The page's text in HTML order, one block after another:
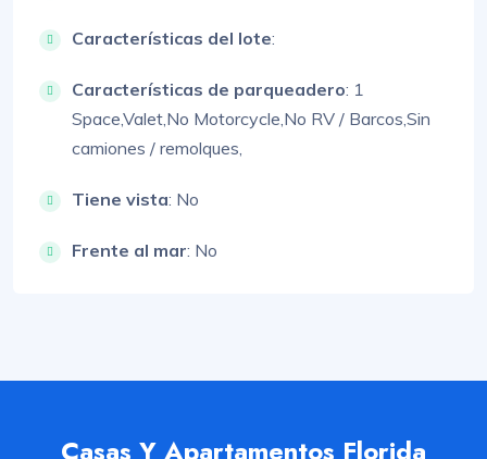
Características del lote:
Características de parqueadero: 1
Space,Valet,No Motorcycle,No RV / Barcos,Sin
camiones / remolques,
Tiene vista: No
Frente al mar: No
Casas Y Apartamentos Florida